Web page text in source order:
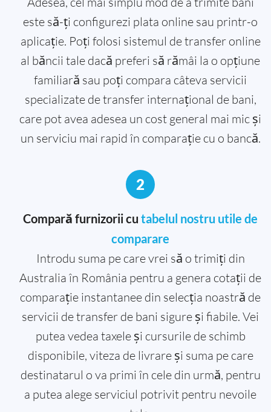
este să-ți configurezi plata online sau printr-o
aplicație. Poți folosi sistemul de transfer online
al băncii tale dacă preferi să rămâi la o opțiune
familiară sau poți compara câteva servicii
specializate de transfer internațional de bani,
care pot avea adesea un cost general mai mic și
un serviciu mai rapid în comparație cu o bancă.
2
Compară furnizorii cu tabelul nostru utile de
comparare
Introdu suma pe care vrei să o trimiți din
Australia în România pentru a genera cotații de
comparație instantanee din selecția noastră de
servicii de transfer de bani sigure și fiabile. Vei
putea vedea taxele și cursurile de schimb
disponibile, viteza de livrare și suma pe care
destinatarul o va primi în cele din urmă, pentru
a putea alege serviciul potrivit pentru nevoile